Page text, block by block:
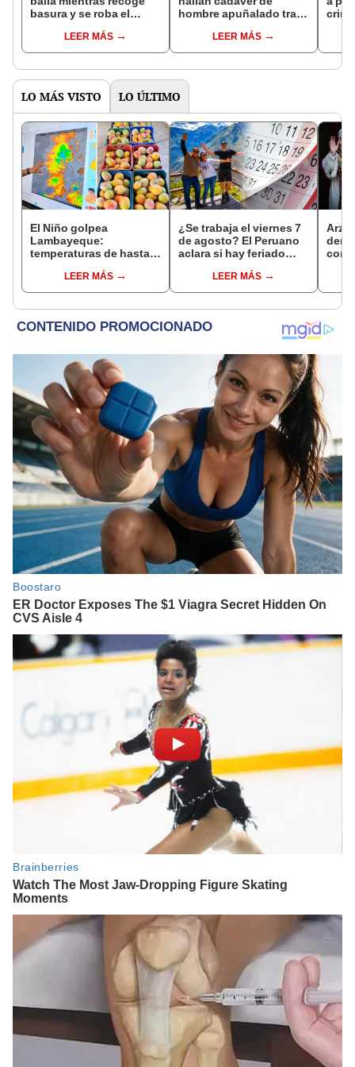
basura y se roba el
aumento"LEER MÁS
hombre apuñalado tras
de playa Agua Dulce
LEER MÁS
Sur
LO MÁS VISTO LO ÚLTIMO
El Niño golpea
Lambayeque:
temperaturas de hasta
producción de mango y
palta
LEER MÁS
¿Se trabaja el viernes 7
de agosto? El Peruano
aclara si hay feriado
del 6 de agosto
LEER MÁS